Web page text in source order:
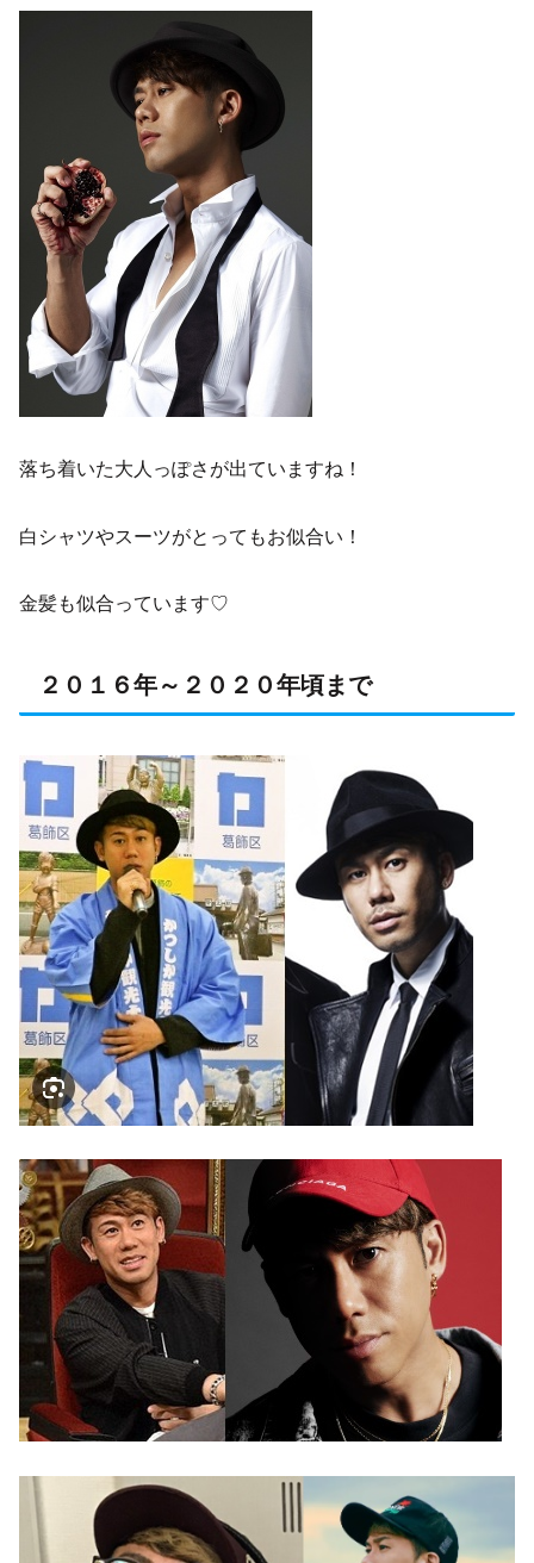
落ち着いた大人っぽさが出ていますね！
白シャツやスーツがとってもお似合い！
金髪も似合っています♡
２０１６年～２０２０年頃まで